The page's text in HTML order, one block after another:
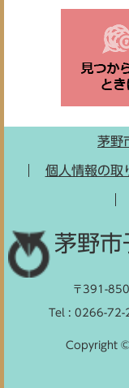
茅野
個人情報の取
茅野市
〒391-
Tel : 0266-72-
Copyright ©